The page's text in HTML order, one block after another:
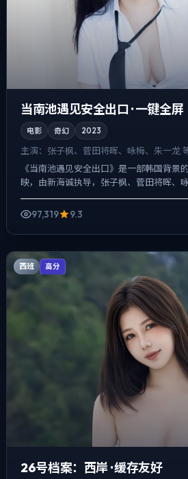
当南池遇见安全出口 · 一键全屏
电影 奇幻 2023
主演： 张子枫、菅田将晖、咏梅、朱一龙
《当南池遇见安全出口》是一部韩国背景
映，由新海诚执导，张子枫、菅田将晖、
架里埋入作者式旁白与留白，冲突并非来
97,319
9.3
西班 高分
26号档案：西岸 · 缓存友好